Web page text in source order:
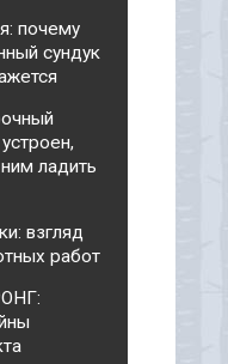
почему
сундук
ладить
взгляд
работ